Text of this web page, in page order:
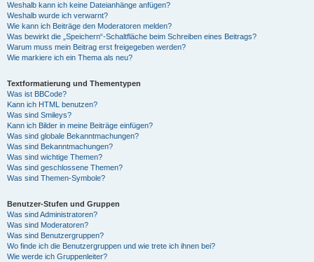
Weshalb kann ich keine Dateianhänge anfügen?
Weshalb wurde ich verwarnt?
Wie kann ich Beiträge den Moderatoren melden?
Was bewirkt die „Speichern“-Schaltfläche beim Schreiben eines Beitrags?
Warum muss mein Beitrag erst freigegeben werden?
Wie markiere ich ein Thema als neu?
Textformatierung und Thementypen
Was ist BBCode?
Kann ich HTML benutzen?
Was sind Smileys?
Kann ich Bilder in meine Beiträge einfügen?
Was sind globale Bekanntmachungen?
Was sind Bekanntmachungen?
Was sind wichtige Themen?
Was sind geschlossene Themen?
Was sind Themen-Symbole?
Benutzer-Stufen und Gruppen
Was sind Administratoren?
Was sind Moderatoren?
Was sind Benutzergruppen?
Wo finde ich die Benutzergruppen und wie trete ich ihnen bei?
Wie werde ich Gruppenleiter?